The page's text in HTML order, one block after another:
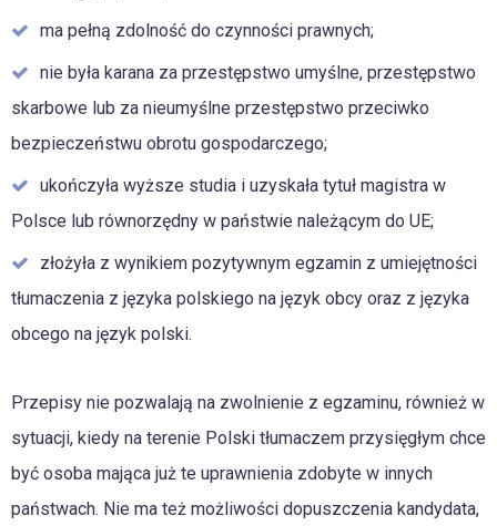
ma pełną zdolność do czynności prawnych;
nie była karana za przestępstwo umyślne, przestępstwo
skarbowe lub za nieumyślne przestępstwo przeciwko
bezpieczeństwu obrotu gospodarczego;
ukończyła wyższe studia i uzyskała tytuł magistra w
Polsce lub równorzędny w państwie należącym do UE;
złożyła z wynikiem pozytywnym egzamin z umiejętności
tłumaczenia z języka polskiego na język obcy oraz z języka
obcego na język polski.
Przepisy nie pozwalają na zwolnienie z egzaminu, również w
sytuacji, kiedy na terenie Polski tłumaczem przysięgłym chce
być osoba mająca już te uprawnienia zdobyte w innych
państwach. Nie ma też możliwości dopuszczenia kandydata,